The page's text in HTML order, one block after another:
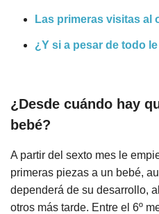
Las primeras visitas al
¿Y si a pesar de todo
¿Desde cuándo hay
bebé?
A partir del sexto mes le
primeras piezas a un bebé,
dependerá de su desarrollo,
otros más tarde. Entre el 6º